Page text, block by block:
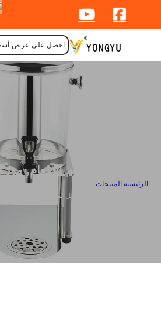
احصل على عرض
لوازم تقديم الطعام,
الرئيسية المنتجات
موزع عصائر بالجملة مع حامل لمشروبات المشروبات